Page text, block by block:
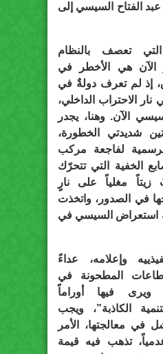
الفتاح السيسي إلى
تعصف بالنظام
هي الأخطر في
إذ لم تعرف دولةٌ في
نار الاحتراب الداخلي،
الآن. وهنا، يجدر
شديدتي الخطورة،
لفاجعة مركب
الخفية التي تتحرّك
مغلياً على نارٍ
في الصدور، واتخذت
استعراض السيسي في
وإعلامه، عداءً
المطحونة في
فيها أوراماً
الكاذبة”، ويجب
في معالجتها، الأمر
تذهب فيه قيمة